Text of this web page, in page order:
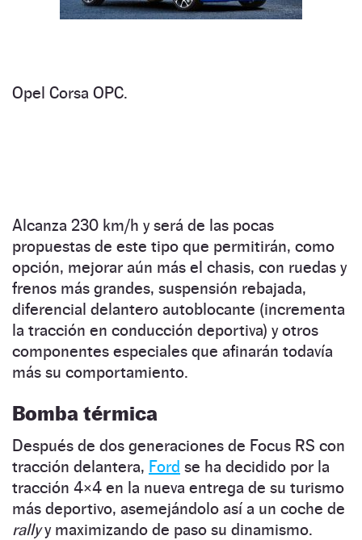
Opel Corsa OPC.
Alcanza 230 km/h y será de las pocas
propuestas de este tipo que permitirán, como
opción, mejorar aún más el chasis, con ruedas y
frenos más grandes, suspensión rebajada,
diferencial delantero autoblocante (incrementa
la tracción en conducción deportiva) y otros
componentes especiales que afinarán todavía
más su comportamiento.
Bomba térmica
Después de dos generaciones de Focus RS con
tracción delantera, Ford se ha decidido por la
tracción 4×4 en la nueva entrega de su turismo
más deportivo, asemejándolo así a un coche de
rallyy maximizando de paso su dinamismo.